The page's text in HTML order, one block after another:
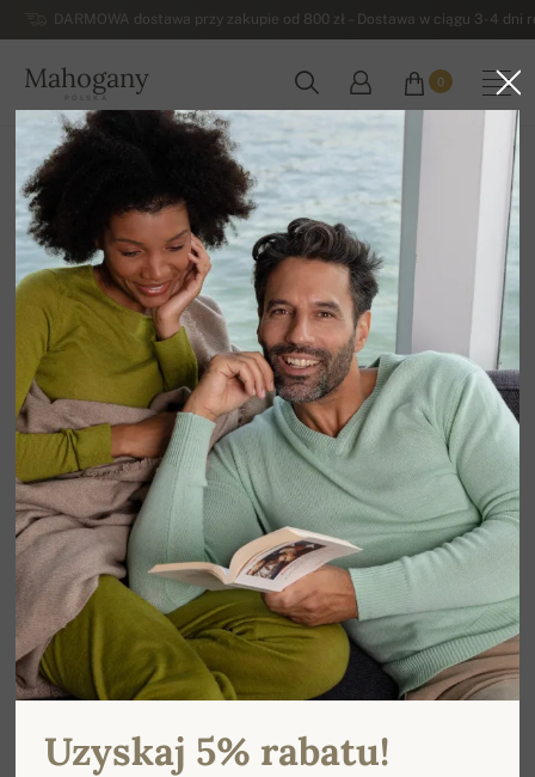
DARMOWA dostawa przy zakupie od 800 zł – Dostawa w ciągu 3-4
Mahogany
POLSKA
0
Strona główna
Męskie swetry z kaszmiru
Pulowry z dekoltem w szpic – męskie
Uzyskaj 5% rabatu!